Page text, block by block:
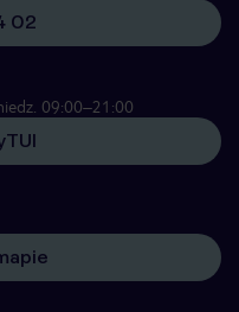
02
09:00–21:00